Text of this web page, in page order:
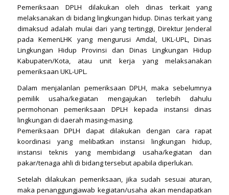
Pemeriksaan DPLH dilakukan oleh dinas terkait yang
melaksanakan di bidang lingkungan hidup. Dinas terkait yang
dimaksud adalah mulai dari yang tertinggi, Direktur Jenderal
pada KemenLHK yang mengurusi Amdal, UKL-UPL, Dinas
Lingkungan Hidup Provinsi dan Dinas Lingkungan Hidup
Kabupaten/Kota, atau unit kerja yang melaksanakan
pemeriksaan UKL-UPL.
Dalam menjalanlan pemeriksaan DPLH, maka sebelumnya
pemilik usaha/kegiatan mengajukan terlebih dahulu
permohonan pemeriksaan DPLH kepada instansi dinas
lingkungan di daerah masing-masing.
Pemeriksaan DPLH dapat dilakukan dengan cara rapat
koordinasi yang melibatkan instansi lingkungan hidup,
instansi teknis yang membidangi usaha/kegiatan dan
pakar/tenaga ahli di bidang tersebut apabila diperlukan.
Setelah dilakukan pemeriksaan, jika sudah sesuai aturan,
maka penanggungjawab kegiatan/usaha akan mendapatkan